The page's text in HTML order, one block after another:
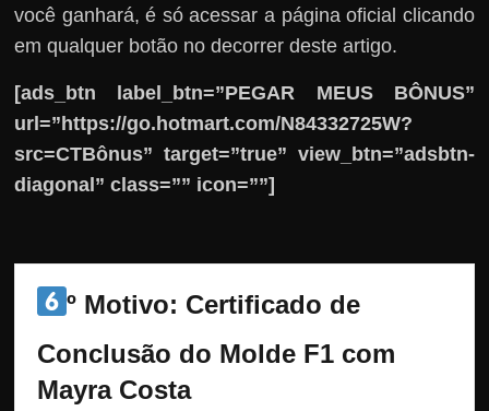
você ganhará, é só acessar a página oficial clicando
em qualquer botão no decorrer deste artigo.
[ads_btn label_btn=”PEGAR MEUS BÔNUS”
url=”https://go.hotmart.com/N84332725W?
src=CTBônus” target=”true” view_btn=”adsbtn-
diagonal” class=”” icon=””]
º Motivo: Certificado de
Conclusão do Molde F1 com
Mayra Costa